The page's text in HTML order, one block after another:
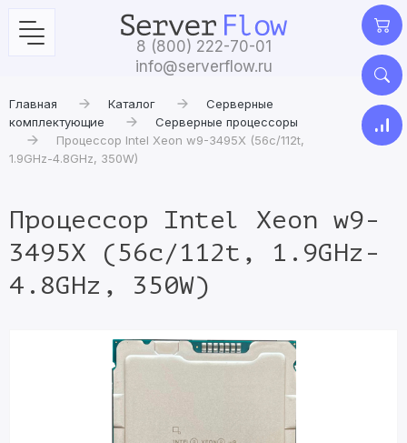
8 (800) 222-70-01
info@serverflow.ru
Главная Каталог
Серверные
комплектующие
Серверные процессоры
Процессор Intel Xeon w9-3495X (56c/112t,
1.9GHz-4.8GHz, 350W)
Процессор Intel Xeon w9-
3495X (56c/112t, 1.9GHz-
4.8GHz, 350W)